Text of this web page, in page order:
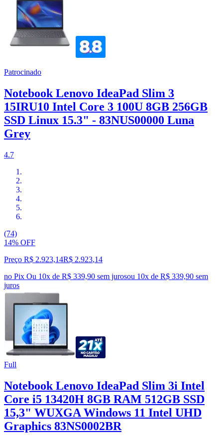
Patrocinado
Notebook Lenovo IdeaPad Slim 3
15IRU10 Intel Core 3 100U 8GB 256GB
SSD Linux 15.3" - 83NUS00000 Luna
Grey
4.7
(74)
14% OFF
Preço R$ 2.923,14R$ 2.923,14
no Pix Ou 10x de R$ 339,90 sem jurosou 10x de R$ 339,90 sem
juros
Full
Notebook Lenovo IdeaPad Slim 3i Intel
Core i5 13420H 8GB RAM 512GB SSD
15,3" WUXGA Windows 11 Intel UHD
Graphics 83NS0002BR